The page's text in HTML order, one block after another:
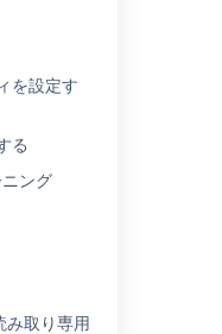
を設定す
る
ング
み取り専用